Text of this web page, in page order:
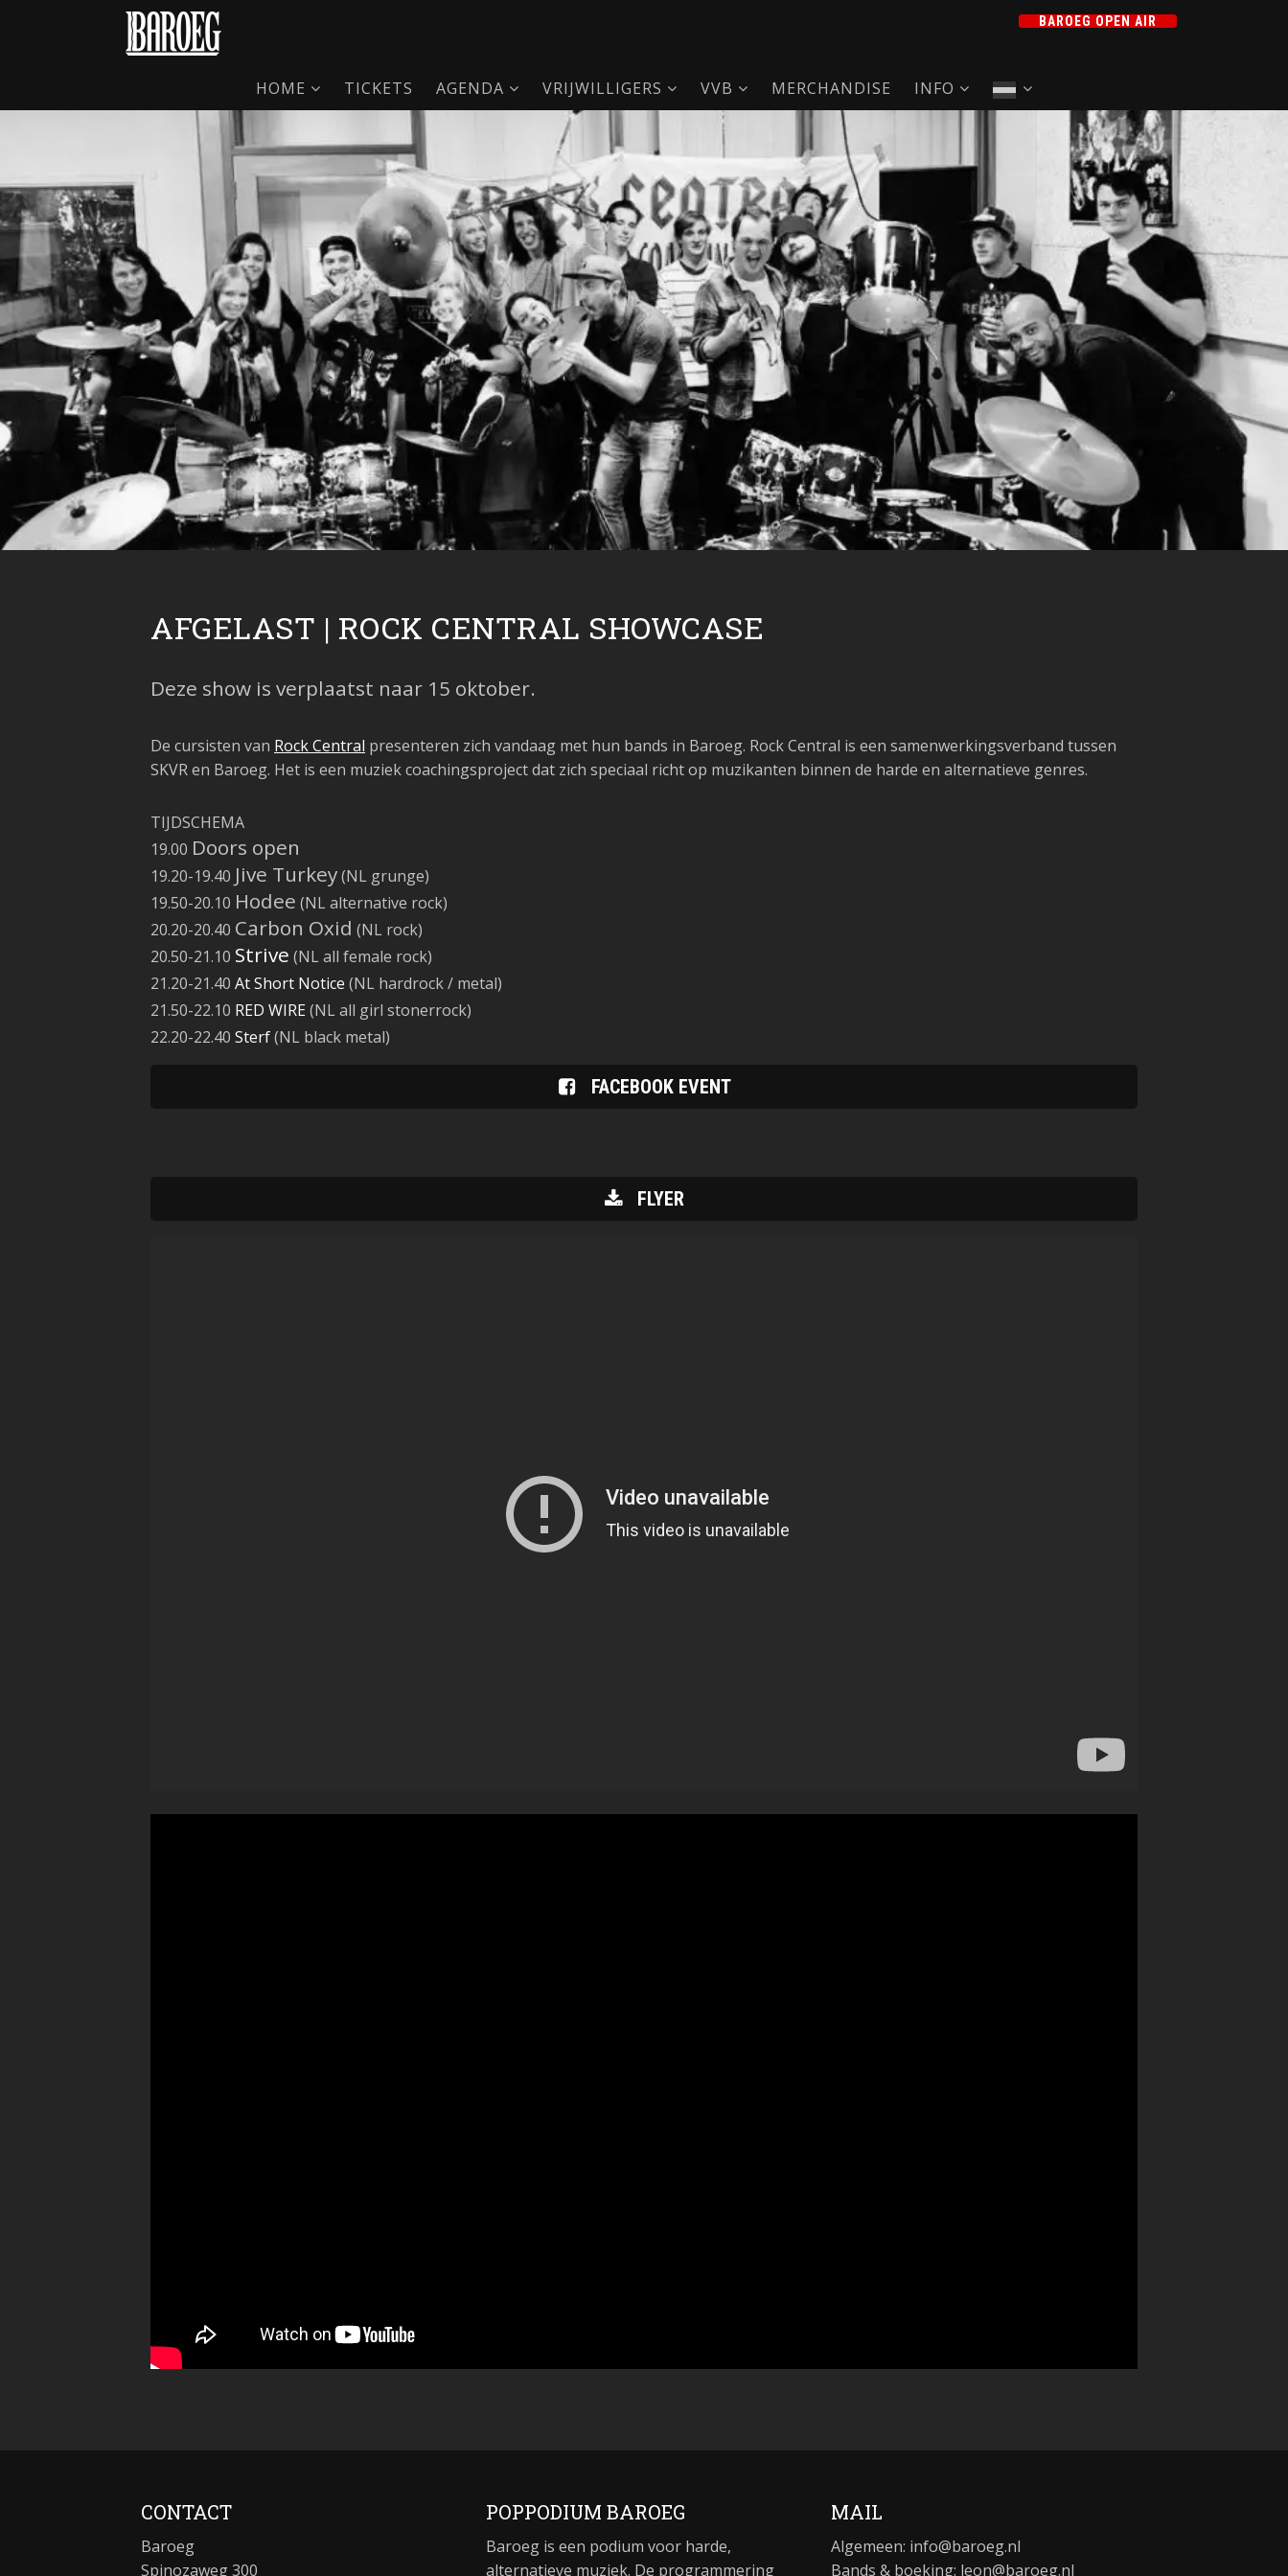
BAROEG OPEN AIR
HOME TICKETS AGENDA VRIJWILLIGERS VVB MERCHANDISE INFO
AFGELAST | ROCK CENTRAL SHOWCASE
Deze show is verplaatst naar 15 oktober.
De cursisten van Rock Central presenteren zich vandaag met hun bands in Baroeg. Rock Central is een samenwerkingsverband tussen
SKVR en Baroeg. Het is een muziek coachingsproject dat zich speciaal richt op muzikanten binnen de harde en alternatieve genres.
TIJDSCHEMA
19.00 Doors open
19.20-19.40 Jive Turkey(NL grunge)
19.50-20.10 Hodee (NL alternative rock)
20.20-20.40 Carbon Oxid (NL rock)
20.50-21.10 Strive (NL all female rock)
21.20-21.40 At Short Notice (NL hardrock / metal)
21.50-22.10 RED WIRE (NL all girl stonerrock)
22.20-22.40 Sterf(NL black metal)
FACEBOOK EVENT
FLYER
CONTACT
Baroeg
Spinozaweg 300
POPPODIUM BAROEG
Baroeg is een podium voor harde,
alternatieve muziek. De programmering
MAIL
Algemeen: info@baroeg.nl
Bands & boeking: leon@baroeg.nl